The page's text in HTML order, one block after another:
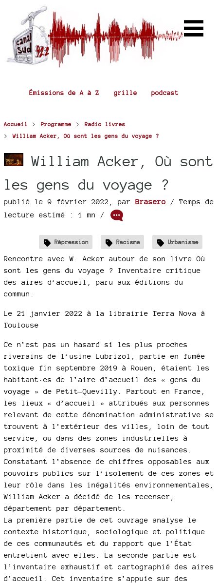
Émissions de A à Z grille podcast
Accueil > Programme > Radio livres
>William Acker, Où sont les gens du voyage ?
William Acker, Où sont
les gens du voyage ?
publié le 9 février 2022 par Brasero / Temps de
lecture estimé : 1 mn /
Répression Racisme Urbanisme
Rencontre avec W. Acker autour de son livre Où
sont les gens du voyage ? Inventaire critique
des aires d’accueil, paru aux éditions du
commun.
Le 21 janvier 2022 à la librairie Terra Nova à
Toulouse
Ce n’est pas un hasard si les plus proches
riverains de l’usine Lubrizol, partie en fumée
toxique fin septembre 2019 à Rouen, étaient les
habitant·es de l’aire d’accueil des « gens du
voyage » de Petit-Quevilly. Partout en France,
les lieux « d’accueil » attribués aux personnes
relevant de cette dénomination administrative se
trouvent à l’extérieur des villes, loin de tout
service, ou dans des zones industrielles à
proximité de diverses sources de nuisances.
Constatant l’absence de chiffres opposables aux
pouvoirs publics sur l’isolement de ces zones et
leur rôle dans les inégalités environnementales,
William Acker a décidé de les recenser,
département par département.
La première partie de cet ouvrage analyse le
contexte historique, sociologique et politique
de ces communautés et du rapport que l’État
entretient avec elles. La seconde partie est
l’inventaire exhaustif et cartographié des aires
d’accueil. Cet inventaire s’appuie sur des